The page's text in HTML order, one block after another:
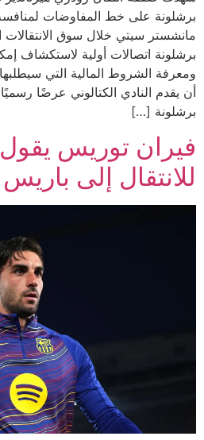
برشلونة على خط المفاوضات
مانشستر سيتي خلال سوق الانتقالات
برشلونة اتصالات أولية لاستكشاف
ومعرفة الشروط المالية التي
أن يقدم النادي الكتالوني عرضًا
برشلونة […]
فيران توريس
للانتقال إلى